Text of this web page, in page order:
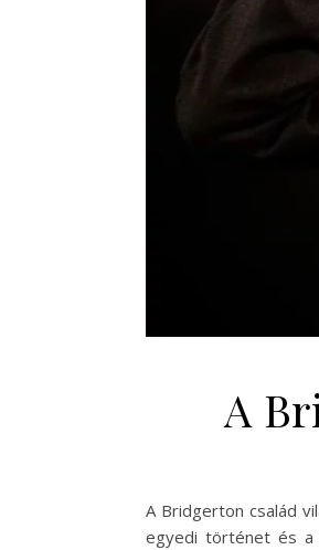
A
A Bridgerton család
egyedi történet és a